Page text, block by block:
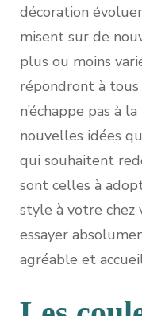
décoration
misent sur de
plus ou moins
répondront à
n’échappe pas à
nouvelles idées
qui souhaitent
sont celles à
style à votre chez
essayer
agréable et